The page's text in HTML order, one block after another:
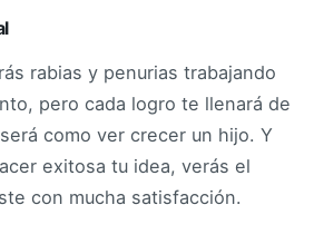
rabias y penurias trabajando
pero cada logro te llenará de
como ver crecer un hijo. Y
exitosa tu idea, verás el
con mucha satisfacción.